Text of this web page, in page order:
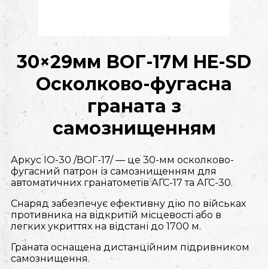
30×29мм ВОГ-17М HE-SD
Осколково-фугасна
граната з
самознищенням
Аркус ІО-30 /ВОГ-17/ — це 30-мм осколково-
фугасний патрон із самознищенням для
автоматичних гранатометів АГС-17 та АГС-30.
Снаряд забезпечує ефективну дію по військах
противника на відкритій місцевості або в
легких укриттях на відстані до 1700 м.
Граната оснащена дистанційним підривником
самознищення.